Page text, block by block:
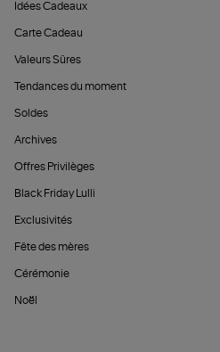
Idées Cadeaux
Carte Cadeau
Valeurs Sûres
Tendances du moment
Soldes
Archives
Offres Privilèges
Black Friday Lulli
Exclusivités
Fête des mères
Cérémonie
Noël